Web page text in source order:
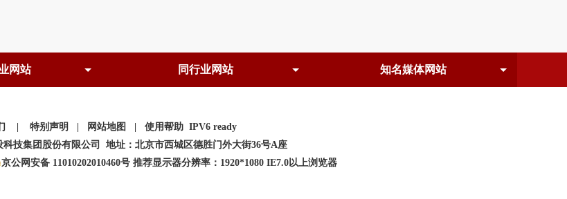
特别声明 网站地图 使用帮助 IPV6 ready
科技集团股份有限公司 地址：北京市西城区德胜门外大街36号A座
京公网安备 11010202010460号推荐显示器分辨率：1920*1080 IE7.0以上浏览器